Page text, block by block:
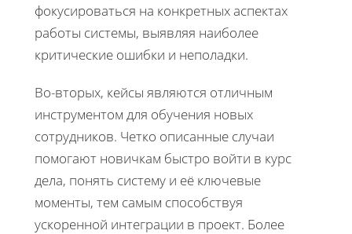
фокусироваться на конкретных аспектах
работы системы, выявляя наиболее
критические ошибки и неполадки.
Во-вторых, кейсы являются отличным
инструментом для обучения новых
сотрудников. Четко описанные случаи
помогают новичкам быстро войти в курс
дела, понять систему и её ключевые
моменты, тем самым способствуя
ускоренной интеграции в проект. Более